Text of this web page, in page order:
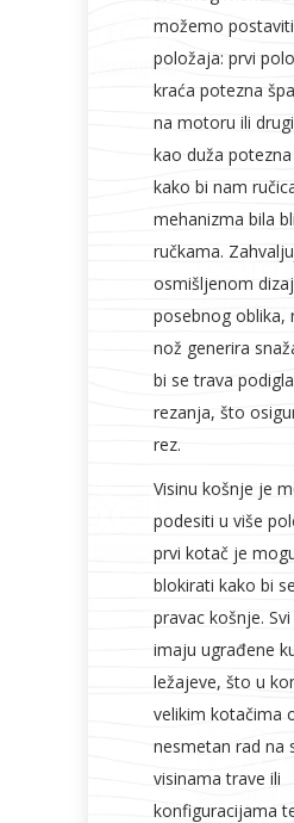
možemo
položaja: prvi
kraća potezna
na motoru ili
kao duža
kako bi nam
mehanizma bila
ručkama.
osmišljenom
posebnog oblika,
nož generira
bi se trava
rezanja, što
rez.
Visinu košnje je
podesiti u više
prvi kotač je
blokirati kako bi
pravac košnje.
imaju ugrađene
ležajeve, što u
velikim kotačima
nesmetan rad na
visinama trave ili
konfiguracijama